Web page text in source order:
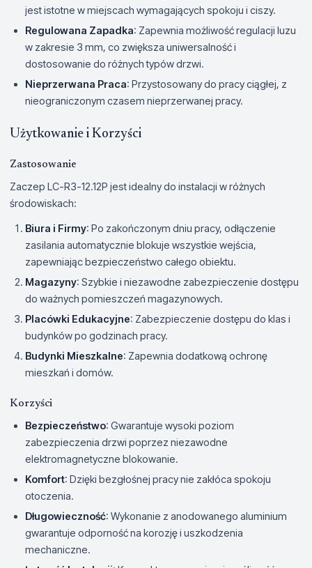
jest istotne w miejscach wymagających spokoju i ciszy.
Regulowana Zapadka: Zapewnia możliwość regulacji luzu
w zakresie 3 mm, co zwiększa uniwersalność i
dostosowanie do różnych typów drzwi.
Nieprzerwana Praca: Przystosowany do pracy ciągłej, z
nieograniczonym czasem nieprzerwanej pracy.
Użytkowanie i Korzyści
Zastosowanie
Zaczep LC-R3-12.12P jest idealny do instalacji w różnych
środowiskach:
Biura i Firmy: Po zakończonym dniu pracy, odłączenie
zasilania automatycznie blokuje wszystkie wejścia,
zapewniając bezpieczeństwo całego obiektu.
Magazyny: Szybkie i niezawodne zabezpieczenie dostępu
do ważnych pomieszczeń magazynowych.
Placówki Edukacyjne: Zabezpieczenie dostępu do klas i
budynków po godzinach pracy.
Budynki Mieszkalne: Zapewnia dodatkową ochronę
mieszkań i domów.
Korzyści
Bezpieczeństwo: Gwarantuje wysoki poziom
zabezpieczenia drzwi poprzez niezawodne
elektromagnetyczne blokowanie.
Komfort: Dzięki bezgłośnej pracy nie zakłóca spokoju
otoczenia.
Długowieczność: Wykonanie z anodowanego aluminium
gwarantuje odporność na korozję i uszkodzenia
mechaniczne.